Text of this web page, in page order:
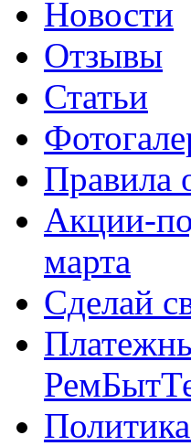
Новости
Отзывы
Статьи
Правила
Акции-
марта
Сделай